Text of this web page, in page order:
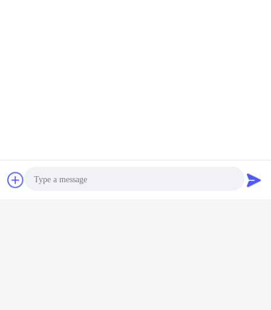
συζήτηση